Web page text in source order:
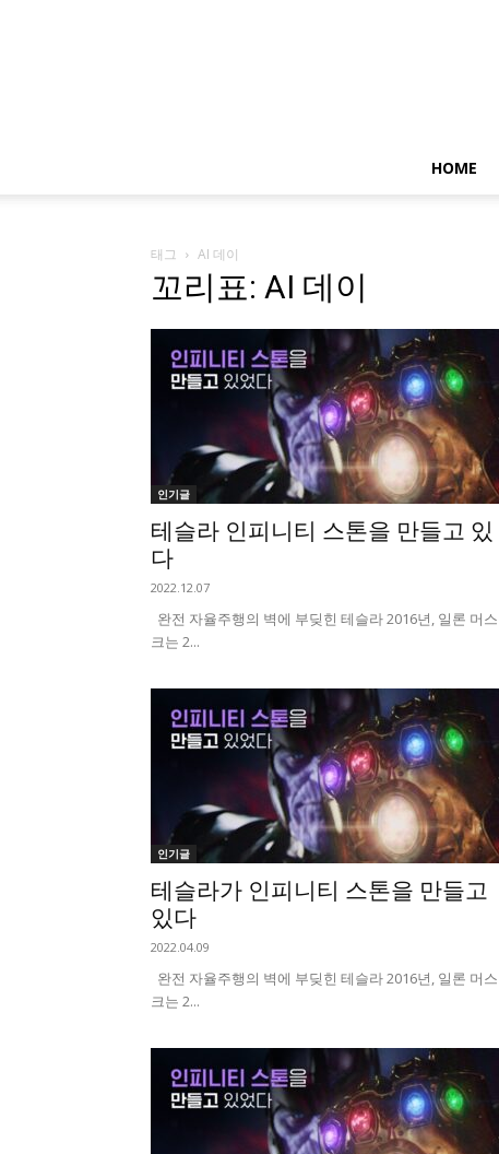
HOME
태그 AI 데이
꼬리표: AI 데이
인기글
테슬라 인피니티 스톤을 만들고 있
다
2022.12.07
완전 자율주행의 벽에 부딪힌 테슬라 2016년, 일론 머스
크는 2...
인기글
테슬라가 인피니티 스톤을 만들고
있다
2022.04.09
완전 자율주행의 벽에 부딪힌 테슬라 2016년, 일론 머스
크는 2...